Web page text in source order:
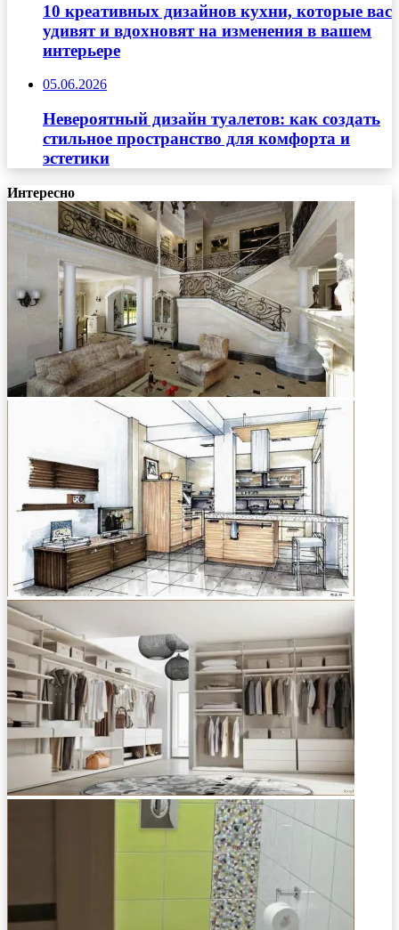
10 креативных дизайнов кухни, которые вас
удивят и вдохновят на изменения в вашем
интерьере
05.06.2026
Невероятный дизайн туалетов: как создать
стильное пространство для комфорта и
эстетики
Интересно